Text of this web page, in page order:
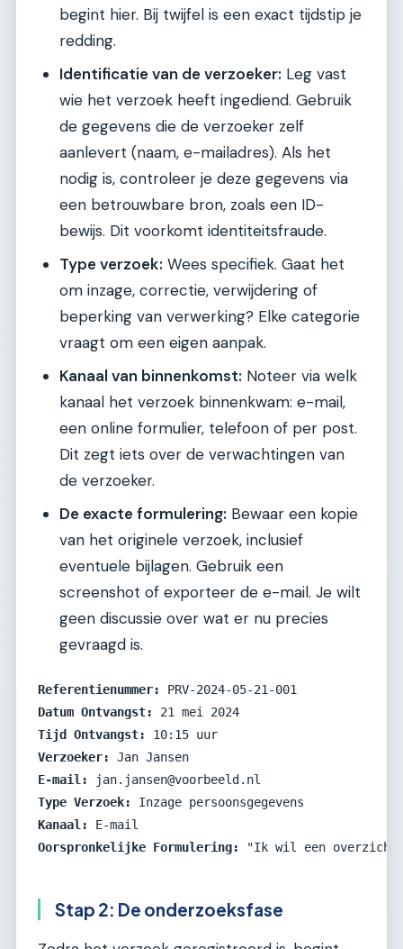
begint hier. Bij twijfel is een exact tijdstip je
redding.
Identificatie van de verzoeker: Leg vast
wie het verzoek heeft ingediend. Gebruik
de gegevens die de verzoeker zelf
aanlevert (naam, e-mailadres). Als het
nodig is, controleer je deze gegevens via
een betrouwbare bron, zoals een ID-
bewijs. Dit voorkomt identiteitsfraude.
Type verzoek: Wees specifiek. Gaat het
om inzage, correctie, verwijdering of
beperking van verwerking? Elke categorie
vraagt om een eigen aanpak.
Kanaal van binnenkomst: Noteer via welk
kanaal het verzoek binnenkwam: e-mail,
een online formulier, telefoon of per post.
Dit zegt iets over de verwachtingen van
de verzoeker.
De exacte formulering: Bewaar een kopie
van het originele verzoek, inclusief
eventuele bijlagen. Gebruik een
screenshot of exporteer de e-mail. Je wilt
geen discussie over wat er nu precies
gevraagd is.
Referentienummer:
Datum Ontvangst:
Tijd Ontvangst:
Verzoeker:
E-mail:
Type Verzoek:
Kanaal:
Oorspronkelijke Formulering:
Stap 2: De onderzoeksfase